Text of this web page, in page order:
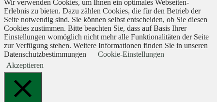
Wir verwenden Cookies, um Ihnen ein optimales Webseiten-
Erlebnis zu bieten. Dazu zählen Cookies, die für den Betrieb der
Seite notwendig sind. Sie können selbst entscheiden, ob Sie diesen
Cookies zustimmen. Bitte beachten Sie, dass auf Basis Ihrer
Einstellungen womöglich nicht mehr alle Funktionalitäten der Seite
zur Verfügung stehen. Weitere Informationen finden Sie in unseren
Datenschutzbestimmungen
Cookie-Einstellungen
Akzeptieren